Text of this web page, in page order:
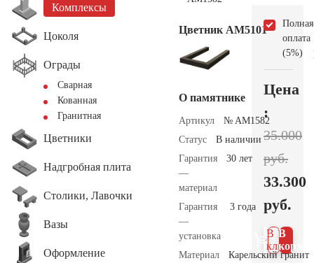
Комплексы
Цоколя
Ограды
Сварная
Кованная
Гранитная
Цветники
Надгробная плита
Столики, Лавочки
Вазы
Оформление
Цветник АМ5101
О памятнике
Артикул
№ AM1582
Статус
В наличии
Гарантия
—
материал
30 лет
Гарантия
—
установка
3 года
Материал
Карельский гранит
Полная
оплата
(5%)
Цена
:
35.000
руб.
33.300
руб.
В
В 1
клик